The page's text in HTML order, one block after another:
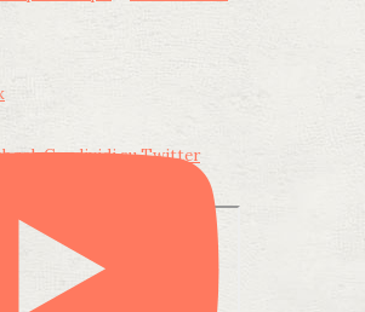
Condividi su Twitter